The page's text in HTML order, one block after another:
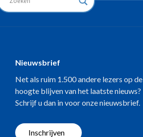
Nieuwsbrief
Net als ruim 1.500 andere lezers op de
hoogte blijven van het laatste nieuws?
Schrijf u dan in voor onze nieuwsbrief.
Inschrijven